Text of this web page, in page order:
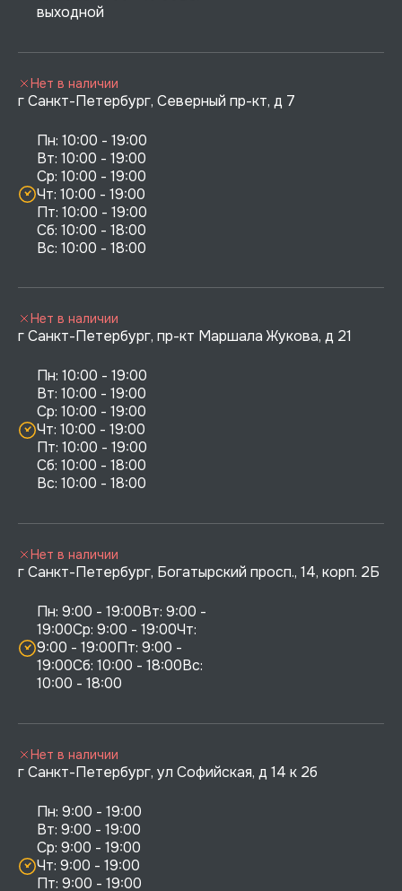
выходной
г Санкт-Петербург, Северный пр-кт, д 7
Пн: 10:00 - 19:00
Вт: 10:00 - 19:00
Ср: 10:00 - 19:00
Чт: 10:00 - 19:00
Пт: 10:00 - 19:00
Сб: 10:00 - 18:00
Нет в наличии
г Санкт-Петербург, пр-кт Маршала Жукова, д 21
Пн: 10:00 - 19:00
Вт: 10:00 - 19:00
Ср: 10:00 - 19:00
Чт: 10:00 - 19:00
Пт: 10:00 - 19:00
Сб: 10:00 - 18:00
Нет в наличии
г Санкт-Петербург, Богатырский просп., 14, корп. 2Б
Пн: 9:00 - 19:00Вт: 9:00 -
19:00Ср: 9:00 - 19:00Чт:
9:00 - 19:00Пт: 9:00 -
19:00Сб: 10:00 - 18:00Вс:
10:00 - 18:00
Нет в наличии
г Санкт-Петербург, ул Софийская, д 14 к 2б
Пн: 9:00 - 19:00
Вт: 9:00 - 19:00
Ср: 9:00 - 19:00
Чт: 9:00 - 19:00
Пт: 9:00 - 19:00
Нет в наличии